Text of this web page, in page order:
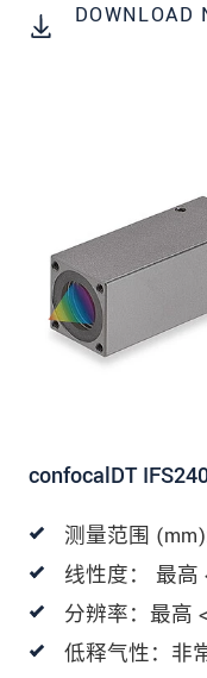
DOWNLOAD
confocalDT
测量范围
线性度： 最高
分辨率：最高
低释气性：非